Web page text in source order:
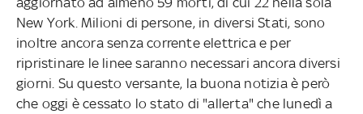
New York. Milioni di persone, in diversi Stati, sono
inoltre ancora senza corrente elettrica e per
ripristinare le linee saranno necessari ancora diversi
giorni. Su questo versante, la buona notizia è però
che oggi è cessato lo stato di "allerta" che lunedì a